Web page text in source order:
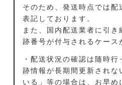
そのため、発送時点では配
表記しております。
また、国内配送業者に引き
跡番号が付与されるケース
・配送状況の確認は随時
跡情報が長期間更新されな
いる」等の場合は、お早め